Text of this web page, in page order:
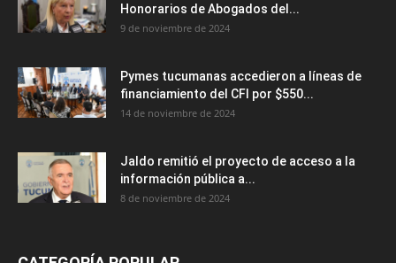
Honorarios de Abogados del...
9 de noviembre de 2024
Pymes tucumanas accedieron a líneas de
financiamiento del CFI por $550...
14 de noviembre de 2024
Jaldo remitió el proyecto de acceso a la
información pública a...
8 de noviembre de 2024